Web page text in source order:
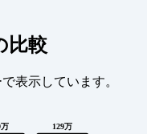
比較
で表示しています。
万 129万